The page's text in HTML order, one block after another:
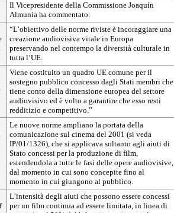
Il Vicepresidente della Commissione Joaquín
Almunia ha commentato:
“L’obiettivo delle norme riviste è incoraggiare una
creazione audiovisiva vitale in Europa
preservando nel contempo la diversità culturale in
tutta l’UE.
Viene costituito un quadro UE comune per il
sostegno pubblico concesso dagli Stati membri che
tiene conto della dimensione europea del settore
audiovisivo ed è volto a garantire che esso resti
redditizio e competitivo.”
Le nuove norme ampliano la portata della
comunicazione sul cinema del 2001 (si veda
IP/01/1326), che si applicava soltanto agli aiuti di
Stato concessi per la produzione di film,
estendendola a tutte le fasi delle opere audiovisive,
dal momento in cui sono concepite fino al
momento in cui giungono al pubblico.
L’intensità degli aiuti che possono essere concessi
per un film continua ad essere limitata, in linea di